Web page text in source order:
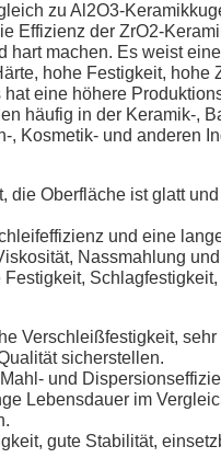
zu Al2O3-
Effizienz der ZrO2-
hart machen. Es weist
hohe Festigkeit,
hat eine höhere
häufig in der Keramik-,
, Kosmetik- und anderen
die Oberfläche ist glatt
und eine
Nassmahlung
Verschleißfestigkeit,
sicherstellen.
und
Lebensdauer im
gute Stabilität,